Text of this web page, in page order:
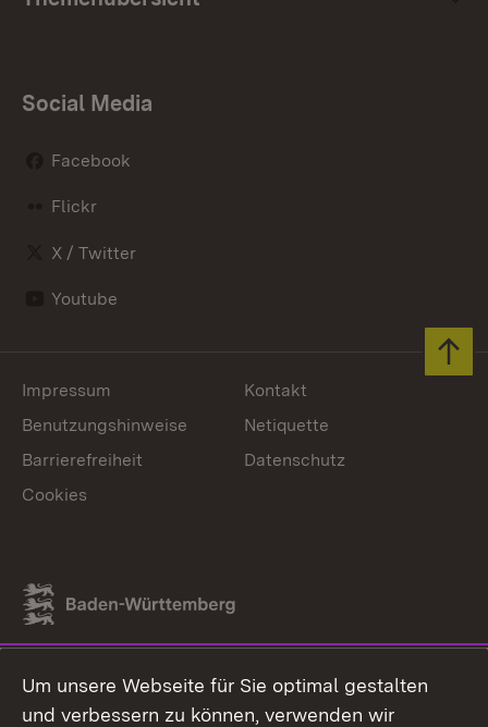
Social Media
Facebook
Flickr
X / Twitter
Youtube
Link zum Landesportal
Impressum
Kontakt
Benutzungshinweise
Netiquette
Barrierefreiheit
Datenschutz
Cookies
Um unsere Webseite für Sie optimal gestalten
und verbessern zu können, verwenden wir